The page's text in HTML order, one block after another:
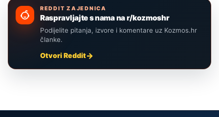
REDDIT ZAJEDNICA
Raspravljajte s nama na r/kozmoshr
Podijelite pitanja, izvore i komentare uz Kozmos.hr
članke.
Otvori Reddit